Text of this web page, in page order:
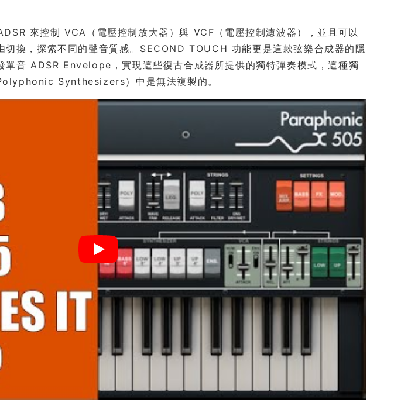
來控制 VCA（電壓控制放大器）與 VCF（電壓控制濾波器），並且可以
切換，探索不同的聲音質感。SECOND TOUCH 功能更是這款弦樂合成器的隱
單音 ADSR Envelope，實現這些復古合成器所提供的獨特彈奏模式，這種獨
Synthesizers）中是無法複製的。